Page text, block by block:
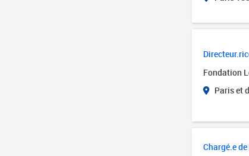
Fondation
Paris et
Chargé.e